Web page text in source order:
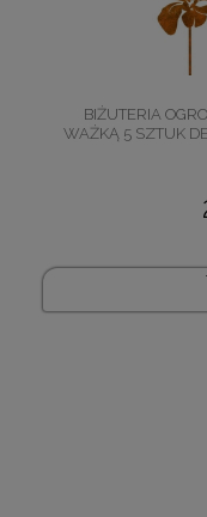
BIŻUTERIA
WAŻKĄ 5 SZTUK